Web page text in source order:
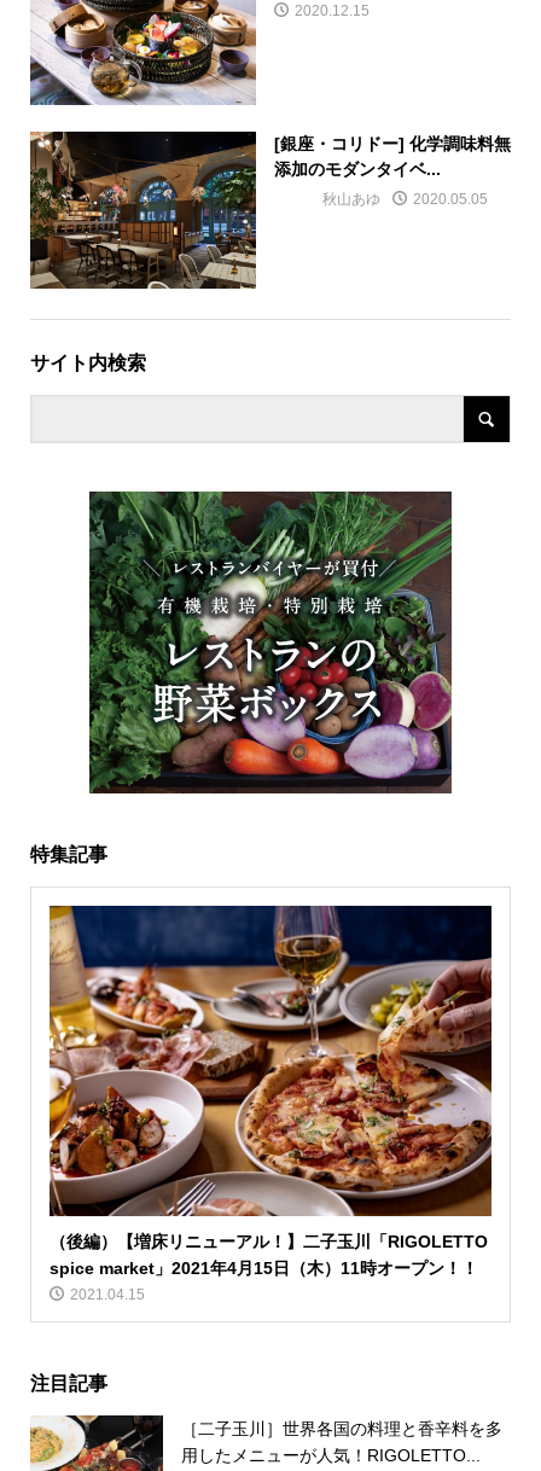
2020.12.15
[銀座・コリドー] 化学調味料無
添加のモダンタイベ...
秋山あゆ 2020.05.05
サイト内検索
特集記事
（後編）【増床リニューアル！】二子玉川「RIGOLETTO
spice market」2021年4月15日（木）11時オープン！！
2021.04.15
注目記事
［二子玉川］世界各国の料理と香辛料を多
用したメニューが人気！RIGOLETTO...